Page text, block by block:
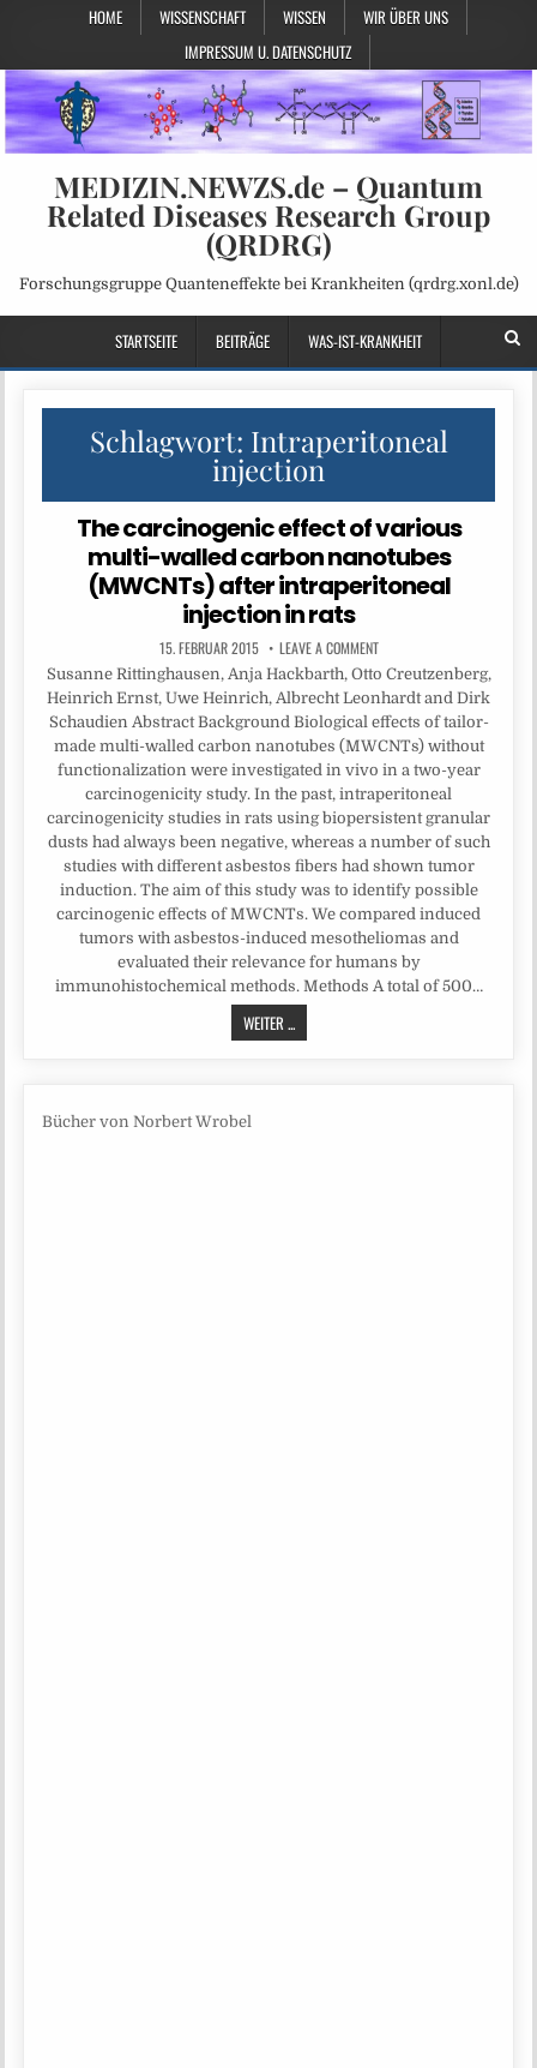
HOME WISSENSCHAFT WISSEN
WIR ÜBER UNS
IMPRESSUM U. DATENSCHUTZ
MEDIZIN.NEWZS.de – Quantum
Related Diseases Research Group
(QRDRG)
Forschungsgruppe Quanteneffekte bei Krankheiten (qrdrg.xonl.de)
STARTSEITE BEITRÄGE WAS-IST-KRANKHEIT
Schlagwort: Intraperitoneal
injection
The carcinogenic effect of various
multi-walled carbon nanotubes
(MWCNTs) after intraperitoneal
injection in rats
15. FEBRUAR 2015 LEAVE A COMMENT
Susanne Rittinghausen, Anja Hackbarth, Otto Creutzenberg,
Heinrich Ernst, Uwe Heinrich, Albrecht Leonhardt and Dirk
Schaudien Abstract Background Biological effects of tailor-
made multi-walled carbon nanotubes (MWCNTs) without
functionalization were investigated in vivo in a two-year
carcinogenicity study. In the past, intraperitoneal
carcinogenicity studies in rats using biopersistent granular
dusts had always been negative, whereas a number of such
studies with different asbestos fibers had shown tumor
induction. The aim of this study was to identify possible
carcinogenic effects of MWCNTs. We compared induced
tumors with asbestos-induced mesotheliomas and
evaluated their relevance for humans by
immunohistochemical methods. Methods A total of 500…
WEITER ...
Bücher von Norbert Wrobel